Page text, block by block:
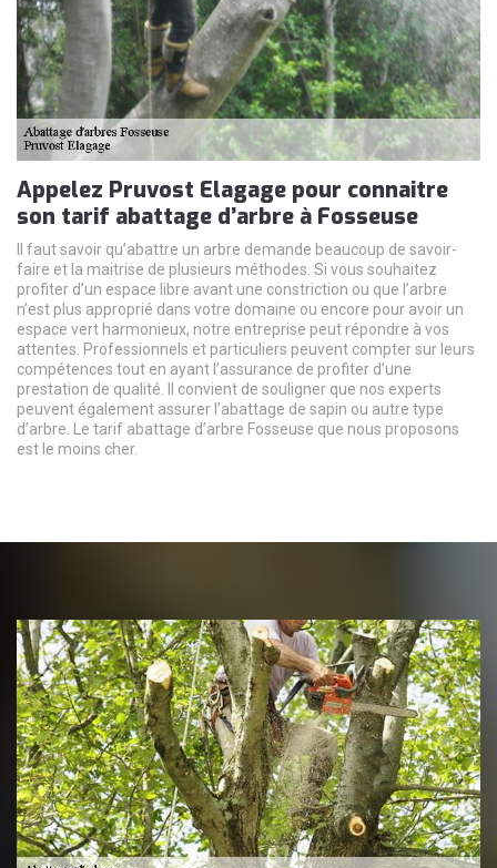
Appelez Pruvost Elagage pour connaitre
son tarif abattage d’arbre à Fosseuse
Il faut savoir qu’abattre un arbre demande beaucoup de savoir-
faire et la maitrise de plusieurs méthodes. Si vous souhaitez
profiter d’un espace libre avant une constriction ou que l’arbre
n’est plus approprié dans votre domaine ou encore pour avoir un
espace vert harmonieux, notre entreprise peut répondre à vos
attentes. Professionnels et particuliers peuvent compter sur leurs
compétences tout en ayant l’assurance de profiter d’une
prestation de qualité. Il convient de souligner que nos experts
peuvent également assurer l’abattage de sapin ou autre type
d’arbre. Le tarif abattage d’arbre Fosseuse que nous proposons
est le moins cher.